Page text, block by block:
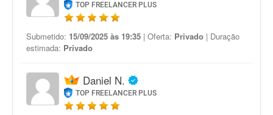
TOP FREELANCER PLUS
Submetido: 15/09/2025 às 19:35 | Oferta: Privado | Duração
estimada: Privado
Daniel N.
TOP FREELANCER PLUS